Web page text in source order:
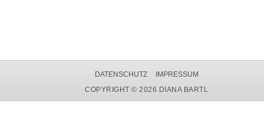
DATENSCHUTZ
IMPRESSUM
COPYRIGHT © 2026 DIANA BARTL